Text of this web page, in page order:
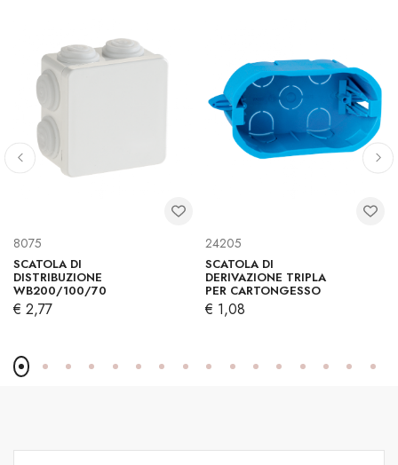
8075
SCATOLA DI
DISTRIBUZIONE
WB200/100/70
€ 2,77
24205
SCATOLA DI
DERIVAZIONE TRIPLA
PER CARTONGESSO
€ 1,08